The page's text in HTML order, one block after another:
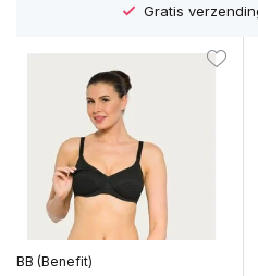
Gratis
BB (Benefit)